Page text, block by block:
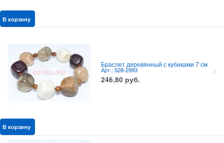
В корзину
Браслет деревянный с кубиками 7 см
Арт.: 528-2993
246,80 руб.
В корзину